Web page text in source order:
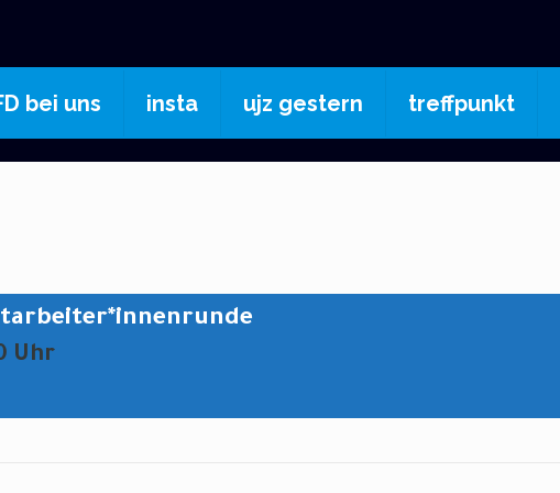
bei uns insta ujz gestern treffpunkt
Uhr